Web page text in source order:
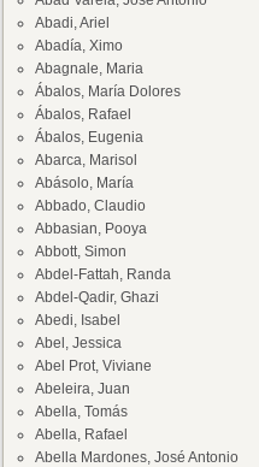
Abadi, Ariel
Abadía, Ximo
Abagnale, Maria
Ábalos, María Dolores
Ábalos, Rafael
Ábalos, Eugenia
Abarca, Marisol
Abásolo, María
Abbado, Claudio
Abbasian, Pooya
Abbott, Simon
Abdel-Fattah, Randa
Abdel-Qadir, Ghazi
Abedi, Isabel
Abel, Jessica
Abel Prot, Viviane
Abeleira, Juan
Abella, Tomás
Abella, Rafael
Abella Mardones, José Antonio